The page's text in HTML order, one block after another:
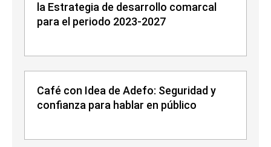
la Estrategia de desarrollo comarcal
para el periodo 2023-2027
Café con Idea de Adefo: Seguridad y
confianza para hablar en público